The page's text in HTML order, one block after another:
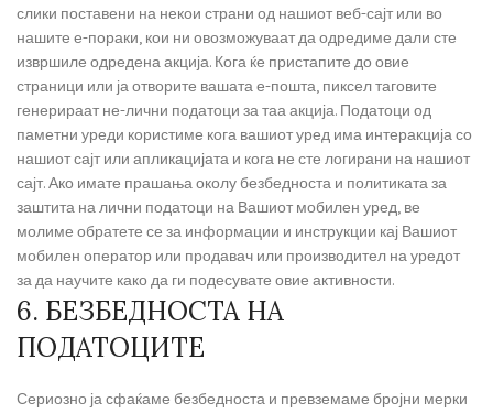
слики поставени на некои страни од нашиот веб-сајт или во
нашите е-пораки, кои ни овозможуваат да одредиме дали сте
извршиле одредена акција. Кога ќе пристапите до овие
страници или ја отворите вашата е-пошта, пиксел таговите
генерираат не-лични податоци за таа акција. Податоци од
паметни уреди користиме кога вашиот уред има интеракција со
нашиот сајт или апликацијата и кога не сте логирани на нашиот
сајт. Ако имате прашања околу безбедноста и политиката за
заштита на лични податоци на Вашиот мобилен уред, ве
молиме обратете се за информации и инструкции кај Вашиот
мобилен оператор или продавач или производител на уредот
за да научите како да ги подесувате овие активности.
6. БЕЗБЕДНОСТА НА
ПОДАТОЦИТЕ
Сериозно ја сфаќаме безбедноста и превземаме бројни мерки